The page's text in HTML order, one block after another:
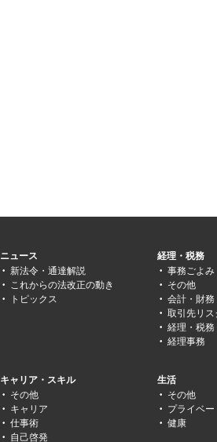
ニュース
新法令・通達解説
これからの法改正の動き
トピックス
経理・税務
事務ごよみ
その他
会計・財務
取引先リ
経理・税
経理事務
キャリア・スキル
その他
キャリア
仕事術
自己啓発
生活
その他
プライベー
健康